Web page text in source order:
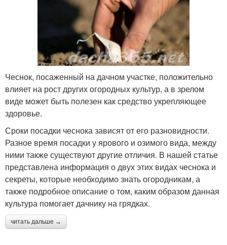
Чеснок, посаженный на дачном участке, положительно
влияет на рост других огородных культур, а в зрелом
виде может быть полезен как средство укрепляющее
здоровье.
Сроки посадки чеснока зависят от его разновидности.
Разное время посадки у ярового и озимого вида, между
ними также существуют другие отличия. В нашей статье
представлена информация о двух этих видах чеснока и
секреты, которые необходимо знать огородникам, а
также подробное описание о том, каким образом данная
культура помогает дачнику на грядках.
читать дальше →